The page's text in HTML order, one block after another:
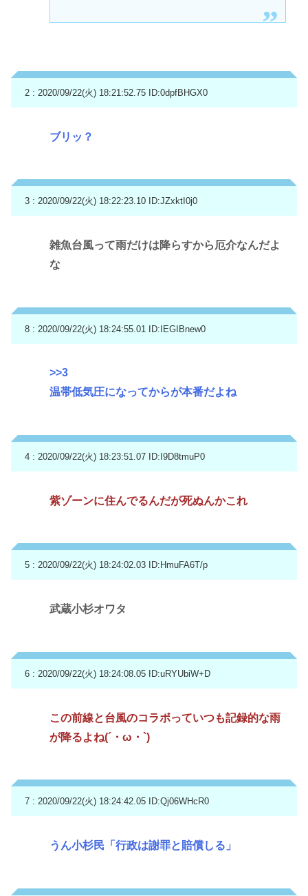
2 : 2020/09/22(火) 18:21:52.75 ID:0dpfBHGX0
ブリッ？
3 : 2020/09/22(火) 18:22:23.10 ID:JZxktI0j0
雑魚台風って雨だけは降らすから厄介なんだよ
な
8 : 2020/09/22(火) 18:24:55.01 ID:IEGIBnew0
>>3
温帯低気圧になってからが本番だよね
4 : 2020/09/22(火) 18:23:51.07 ID:I9D8tmuP0
紫ゾーンに住んでるんだが死ぬんかこれ
5 : 2020/09/22(火) 18:24:02.03 ID:HmuFA6T/p
武蔵小杉オワタ
6 : 2020/09/22(火) 18:24:08.05 ID:uRYUbiW+D
この前線と台風のコラボっていつも記録的な雨
が降るよね(´・ω・`)
7 : 2020/09/22(火) 18:24:42.05 ID:Qj06WHcR0
うん小杉民「行政は謝罪と賠償しる」